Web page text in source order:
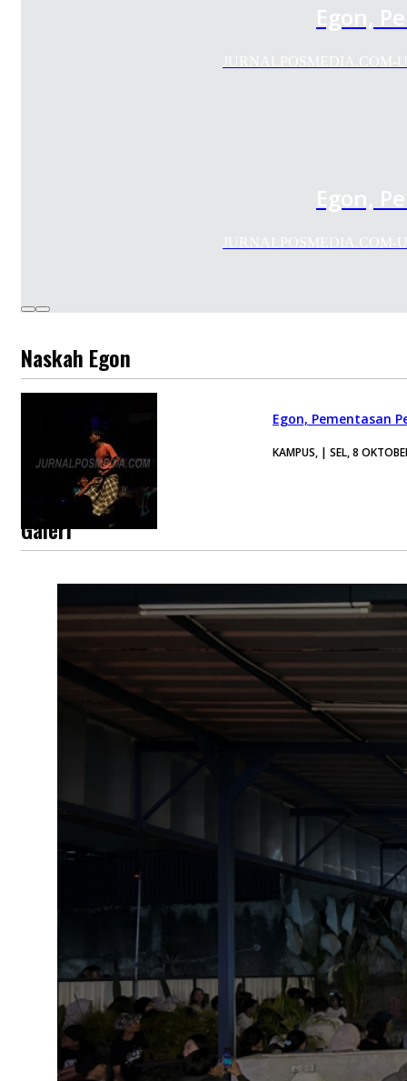
Egon,
JURNALPOSMEDIA.COM-
Egon,
JURNALPOSMEDIA.COM-
Naskah Egon
Egon, Pementasan
KAMPUS, | SEL, 8
Galeri